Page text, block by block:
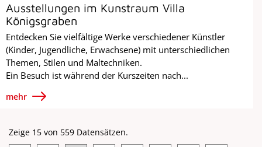
Ausstellungen im Kunstraum Villa
Königsgraben
Entdecken Sie vielfältige Werke verschiedener Künstler
(Kinder, Jugendliche, Erwachsene) mit unterschiedlichen
Themen, Stilen und Maltechniken.
Ein Besuch ist während der Kurszeiten nach...
mehr
Zeige 15 von 559 Datensätzen.